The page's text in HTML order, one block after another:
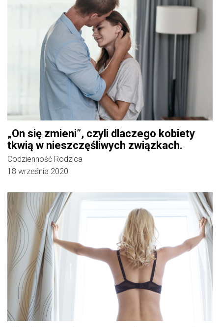
„On się zmieni”, czyli dlaczego kobiety
tkwią w nieszczęśliwych związkach.
Codzienność Rodzica
18 września 2020